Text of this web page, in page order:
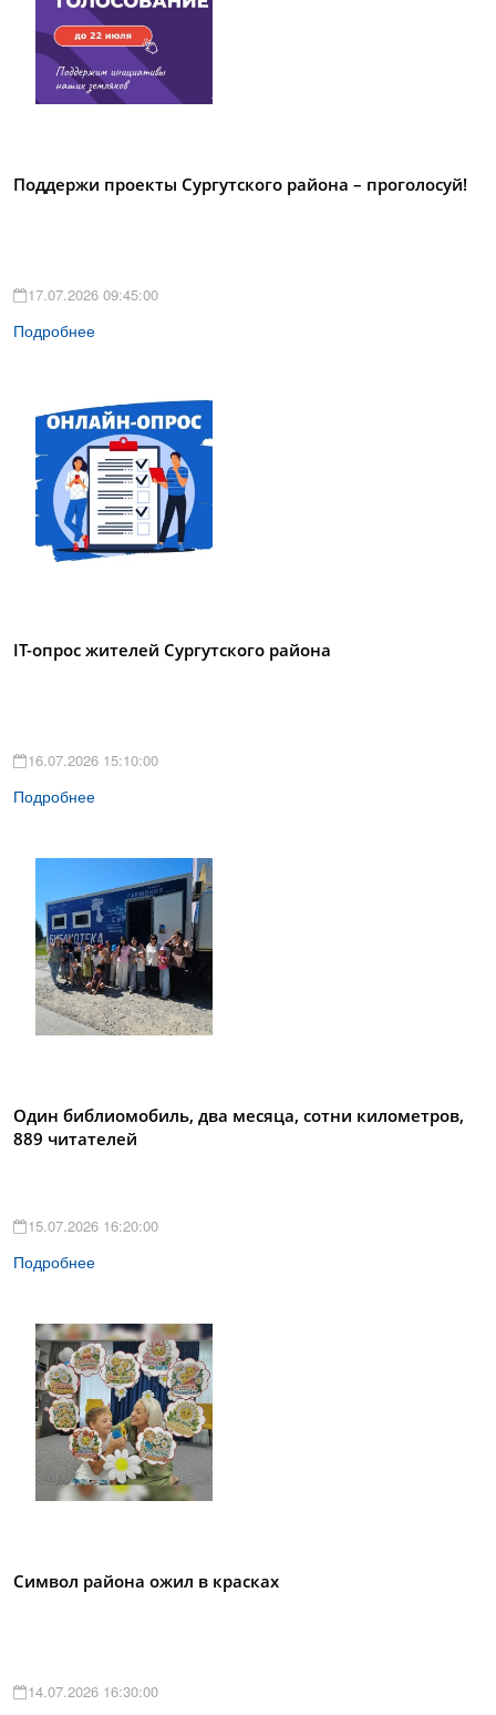
Поддержи проекты Сургутского района – проголосуй!
17.07.2026 09:45:00
Подробнее
IT-опрос жителей Сургутского района
16.07.2026 15:10:00
Подробнее
Один библиомобиль, два месяца, сотни километров,
889 читателей
15.07.2026 16:20:00
Подробнее
Символ района ожил в красках
14.07.2026 16:30:00